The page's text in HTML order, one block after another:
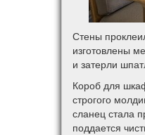
Стены
изготовлены
и затерли
Короб для
строгого
сланец стала
поддается